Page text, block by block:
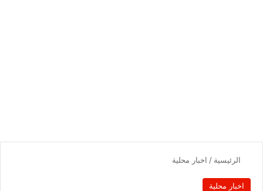
الرئيسية / اخبار محلية
اخبار محلية